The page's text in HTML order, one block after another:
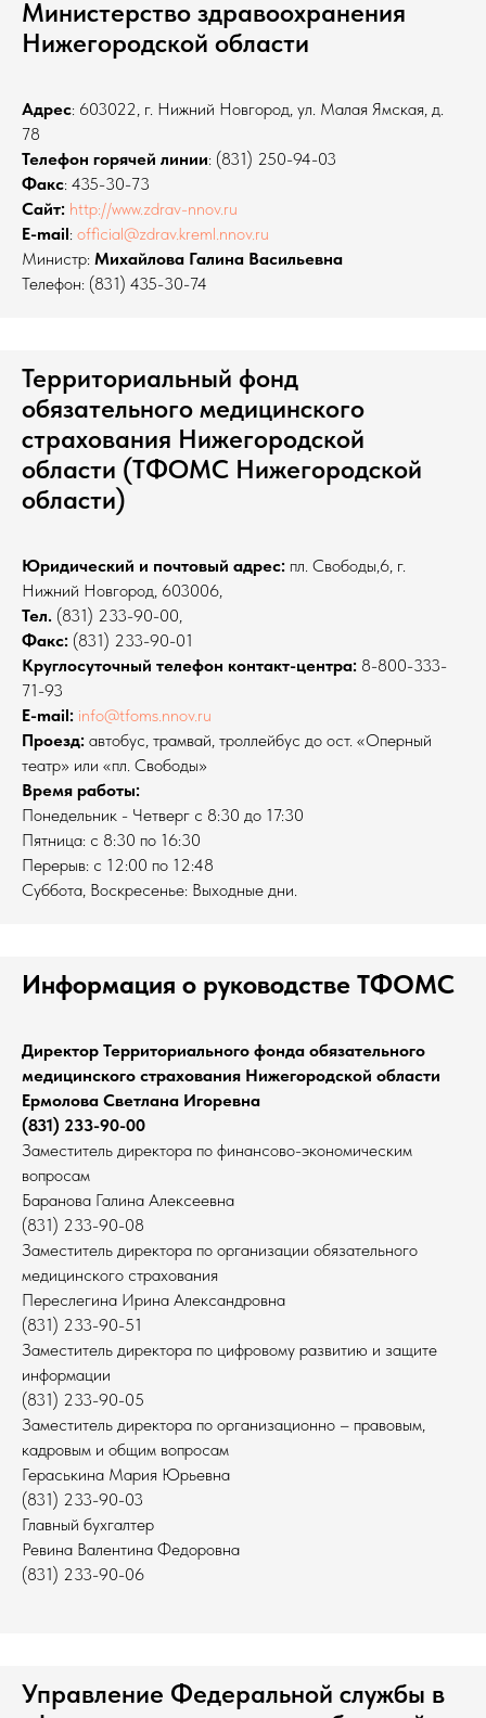
Министерство здравоохранения
Нижегородской области
Адрес: 603022, г. Нижний Новгород, ул. Малая Ямская, д.
78
Телефон горячей линии: (831) 250-94-03
Факс: 435-30-73
Сайт: http://www.zdrav-nnov.ru
E-mail: official@zdrav.kreml.nnov.ru
Министр: Михайлова Галина Васильевна
Телефон: (831) 435-30-74
Территориальный фонд
обязательного медицинского
страхования Нижегородской
области (ТФОМС Нижегородской
области)
Юридический и почтовый адрес: пл. Свободы,6, г.
Нижний Новгород, 603006,
Тел. (831) 233-90-00,
Факс: (831) 233-90-01
Круглосуточный телефон контакт-центра: 8-800-333-
71-93
E-mail: info@tfoms.nnov.ru
Проезд: автобус, трамвай, троллейбус до ост. «Оперный
театр» или «пл. Свободы»
Время работы:
Понедельник - Четверг с 8:30 до 17:30
Пятница: с 8:30 по 16:30
Перерыв: с 12:00 по 12:48
Cуббота, Воскресенье: Выходные дни.
Информация о руководстве ТФОМС
Директор Территориального фонда обязательного
медицинского страхования Нижегородской области
Ермолова Светлана Игоревна
(831) 233-90-00
Заместитель директора по финансово-экономическим
вопросам
Баранова Галина Алексеевна
(831) 233-90-08
Заместитель директора по организации обязательного
медицинского страхования
Переслегина Ирина Александровна
(831) 233-90-51
Заместитель директора по цифровому развитию и защите
информации
(831) 233-90-05
Заместитель директора по организационно – правовым,
кадровым и общим вопросам
Гераськина Мария Юрьевна
(831) 233-90-03
Главный бухгалтер
Ревина Валентина Федоровна
(831) 233-90-06
Управление Федеральной службы в